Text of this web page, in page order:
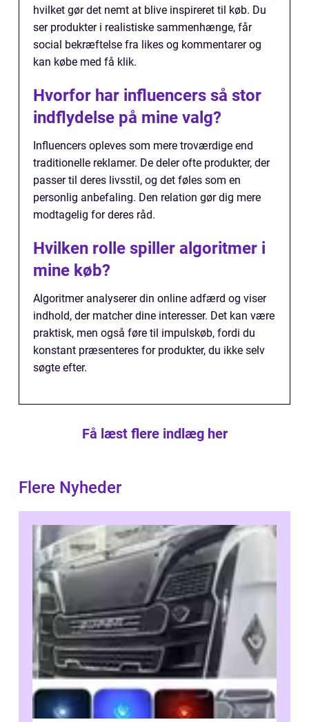
hvilket gør det nemt at blive inspireret til køb. Du
ser produkter i realistiske sammenhænge, får
social bekræftelse fra likes og kommentarer og
kan købe med få klik.
Hvorfor har influencers så stor
indflydelse på mine valg?
Influencers opleves som mere troværdige end
traditionelle reklamer. De deler ofte produkter, der
passer til deres livsstil, og det føles som en
personlig anbefaling. Den relation gør dig mere
modtagelig for deres råd.
Hvilken rolle spiller algoritmer i
mine køb?
Algoritmer analyserer din online adfærd og viser
indhold, der matcher dine interesser. Det kan være
praktisk, men også føre til impulskøb, fordi du
konstant præsenteres for produkter, du ikke selv
søgte efter.
Få læst flere indlæg her
Flere Nyheder